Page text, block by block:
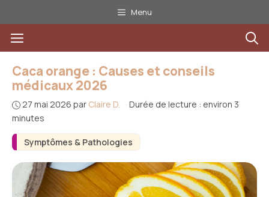
au
contenu
Menu
Menu
Symptômes & Pathologies
Caca orange : Causes et conseils
médicaux 2026
27 mai 2026 par Claire D. · Durée de lecture : environ 3
minutes